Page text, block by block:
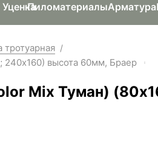
УценкаПиломатериалыАрматура
тротуарная /
240х160) высота 60мм, Браер
Mix Туман)